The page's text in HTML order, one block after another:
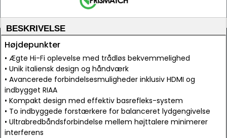
BESKRIVELSE
Højdepunkter
• Ægte Hi-Fi oplevelse med trådløs bekvemmelighed
• Unik italiensk design og håndværk
• Avancerede forbindelsesmuligheder inklusiv HDMI og
indbygget RIAA
• Kompakt design med effektiv basrefleks-system
• To indbyggede forstærkere for balanceret lydgengivelse
• Ultrabredbåndsforbindelse mellem højttalere minimerer
interferens